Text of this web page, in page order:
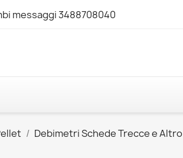
messaggi 3488708040
Debimetri Schede Trecce e Altro